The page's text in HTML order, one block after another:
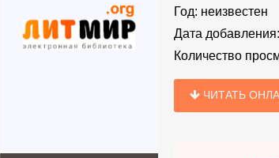
Год: неизвестен
Дата добавления:
Количество
ЧИТАТЬ